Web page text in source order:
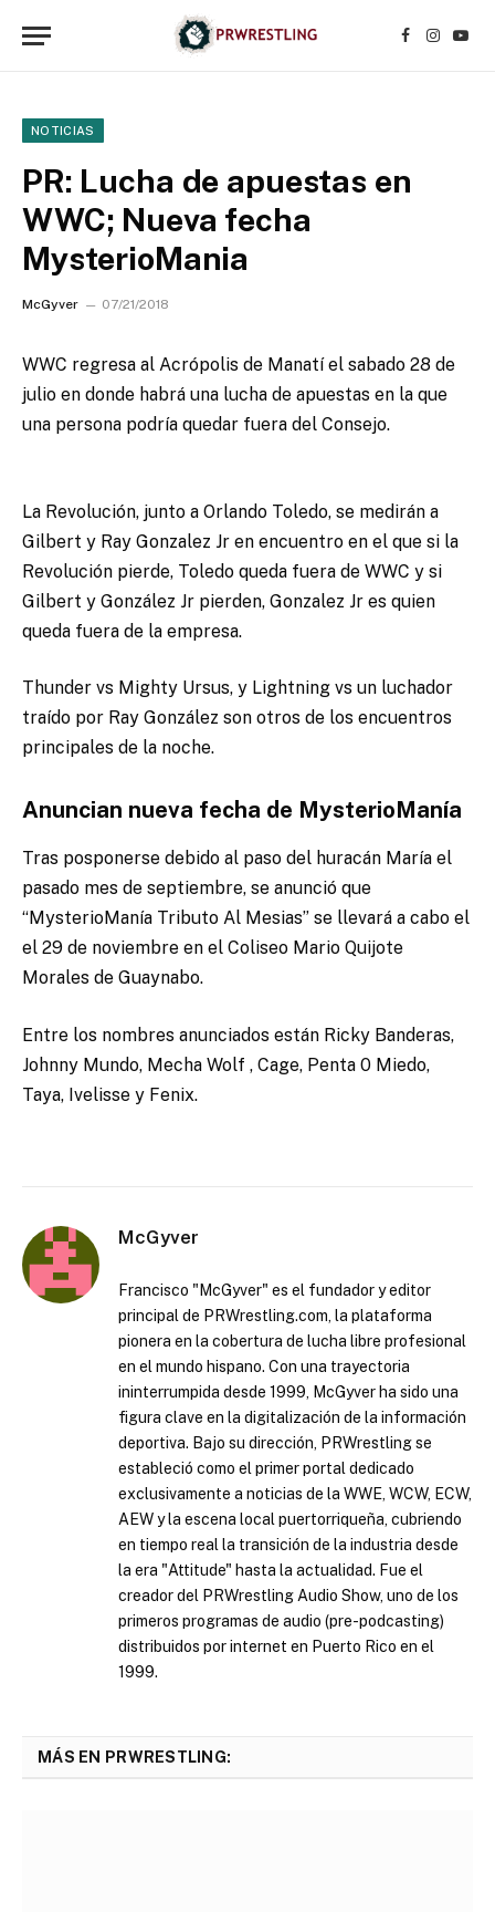
Facebook
NOTICIAS
PR: Lucha de apuestas en
WWC; Nueva fecha
MysterioMania
McGyver 07/21/2018
WWC regresa al Acrópolis de Manatí el sabado 28 de
julio en donde habrá una lucha de apuestas en la que
una persona podría quedar fuera del Consejo.
La Revolución, junto a Orlando Toledo, se medirán a
Gilbert y Ray Gonzalez Jr en encuentro en el que si la
Revolución pierde, Toledo queda fuera de WWC y si
Gilbert y González Jr pierden, Gonzalez Jr es quien
queda fuera de la empresa.
Thunder vs Mighty Ursus, y Lightning vs un luchador
traído por Ray González son otros de los encuentros
principales de la noche.
Anuncian nueva fecha de MysterioManía
Tras posponerse debido al paso del huracán María el
pasado mes de septiembre, se anunció que
“MysterioManía Tributo Al Mesias” se llevará a cabo el
el 29 de noviembre en el Coliseo Mario Quijote
Morales de Guaynabo.
Entre los nombres anunciados están Ricky Banderas,
Johnny Mundo, Mecha Wolf , Cage, Penta 0 Miedo,
Taya, Ivelisse y Fenix.
McGyver
Francisco "McGyver" es el fundador y editor
principal de PRWrestling.com, la plataforma
pionera en la cobertura de lucha libre profesional
en el mundo hispano. Con una trayectoria
ininterrumpida desde 1999, McGyver ha sido una
figura clave en la digitalización de la información
deportiva. Bajo su dirección, PRWrestling se
estableció como el primer portal dedicado
exclusivamente a noticias de la WWE, WCW, ECW,
AEW y la escena local puertorriqueña, cubriendo
en tiempo real la transición de la industria desde
la era "Attitude" hasta la actualidad. Fue el
creador del PRWrestling Audio Show, uno de los
primeros programas de audio (pre-podcasting)
distribuidos por internet en Puerto Rico en el
1999.
MÁS EN PRWRESTLING: